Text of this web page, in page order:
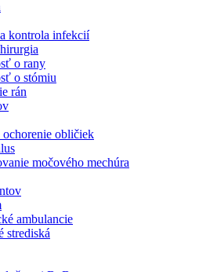
kontrola infekcií
o rany
o stómiu
rán
obličiek
močového mechúra
ambulancie
strediská